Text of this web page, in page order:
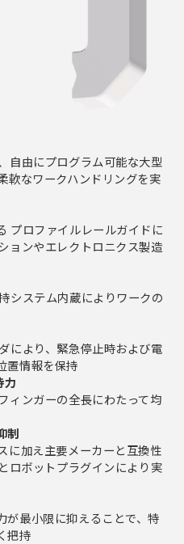
自由にプログラム可能な大型
軟なワークハンドリングを実
プロファイルレールガイドに
ョンやエレクトロニクス製造
システム内蔵によりワークの
により、緊急停止時および電
置情報を保持
力
ィンガーの全長にわたって均
制
に加え主要メーカーと互換性
ロボットプラグインにより実
が最小限に抑えることで、特
把持